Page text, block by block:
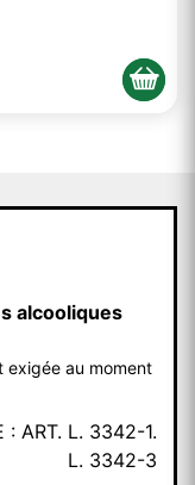
alcooliques
exigée au moment
: ART. L. 3342-1.
L. 3342-3